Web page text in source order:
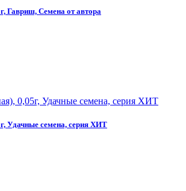
Гавриш, Семена от автора
Удачные семена, серия ХИТ